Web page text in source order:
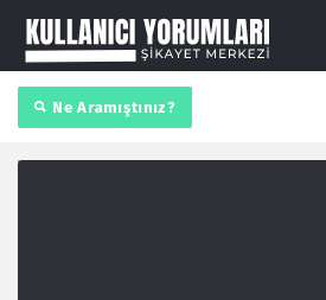
Ne Aramıştınız?